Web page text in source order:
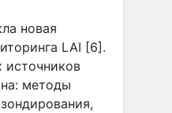
новая
LAI [6].
источников
методы